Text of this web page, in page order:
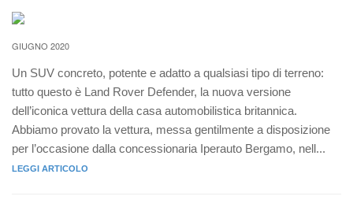
GIUGNO 2020
Un SUV concreto, potente e adatto a qualsiasi tipo di terreno:
tutto questo è Land Rover Defender, la nuova versione
dell’iconica vettura della casa automobilistica britannica.
Abbiamo provato la vettura, messa gentilmente a disposizione
per l’occasione dalla concessionaria Iperauto Bergamo, nell...
LEGGI ARTICOLO